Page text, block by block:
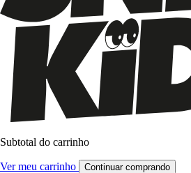
Subtotal do carrinho
Ver meu carrinho Continuar comprando